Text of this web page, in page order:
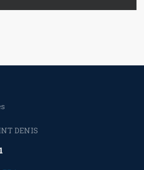
DENIS